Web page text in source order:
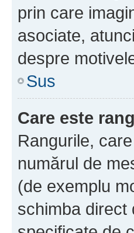
prin care
asociate,
despre
Sus
Care este
Rangurile,
numărul de
(de exemplu
schimba direct